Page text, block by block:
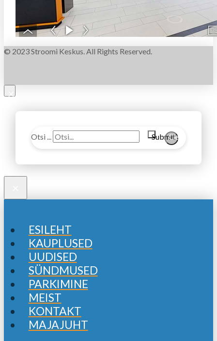
© 2023 Stroomi Keskus. All Rights Reserved.
×
Otsi ... Submit
Clear
ESILEHT
KAUPLUSED
UUDISED
SÜNDMUSED
PARKIMINE
MEIST
KONTAKT
MAJAJUHT